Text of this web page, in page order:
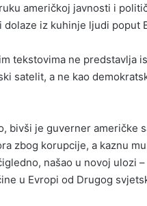
američkoj javnosti i
iz kuhinje ljudi poput
tekstovima ne predstavlja
satelit, a ne kao
bivši je guverner američke
zbog korupcije, a kaznu
našao u novoj ulozi
u Evropi od Drugog